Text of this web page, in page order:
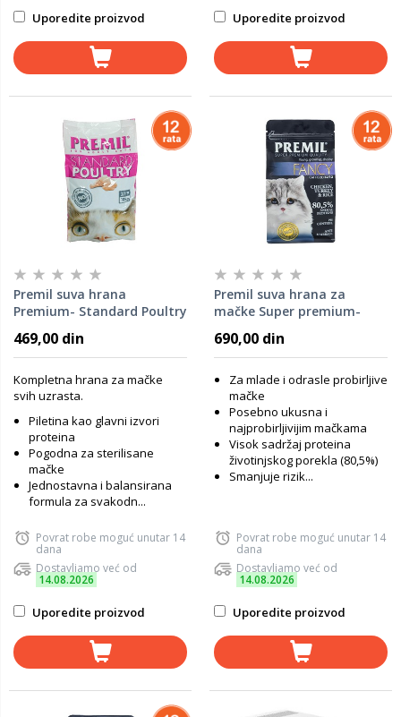
Uporedite proizvod Uporedite proizvod
Premil suva hrana
Premium- Standard Poultry
469,00 din
Kompletna hrana za mačke
svih uzrasta.
Piletina kao glavni izvori
proteina
Pogodna za sterilisane
mačke
Jednostavna i balansirana
formula za svakodn...
Povrat robe moguć unutar 14
dana
Dostavljamo već od
14.08.2026
Uporedite proizvod
Premil suva hrana za
mačke Super premium-
690,00 din
Za mlade i odrasle probirljive
mačke
Posebno ukusna i
najprobirljivijim mačkama
Visok sadržaj proteina
životinjskog porekla (80,5%)
Smanjuje rizik...
Povrat robe moguć unutar 14
dana
Dostavljamo već od
14.08.2026
Uporedite proizvod